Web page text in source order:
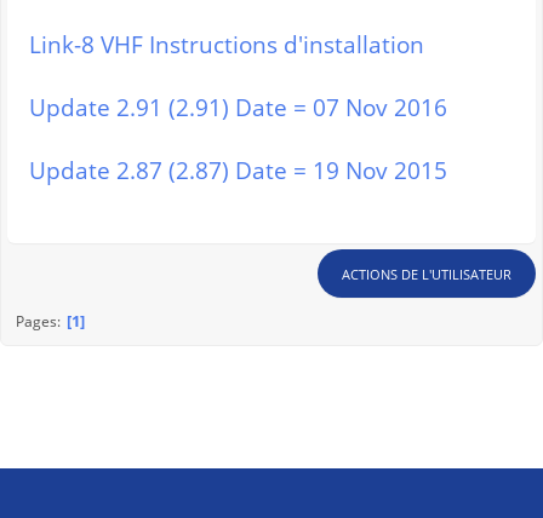
Link-8 VHF Instructions d'installation
Update 2.91 (2.91) Date = 07 Nov 2016
Update 2.87 (2.87) Date = 19 Nov 2015
ACTIONS DE L'UTILISATEUR
Pages 1